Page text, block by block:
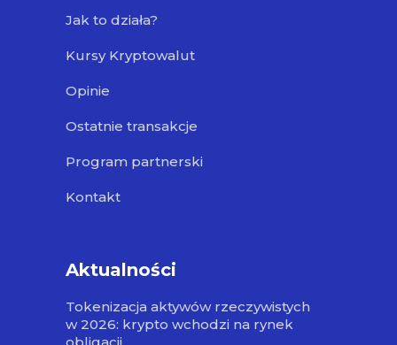
Jak to działa?
Kursy Kryptowalut
Opinie
Ostatnie transakcje
Program partnerski
Kontakt
Aktualności
Tokenizacja aktywów rzeczywistych
w 2026: krypto wchodzi na rynek